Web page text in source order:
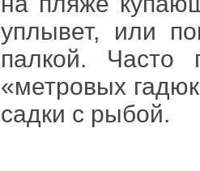
уплывет, или
палкой. Часто
«метровых
садки с рыбой.